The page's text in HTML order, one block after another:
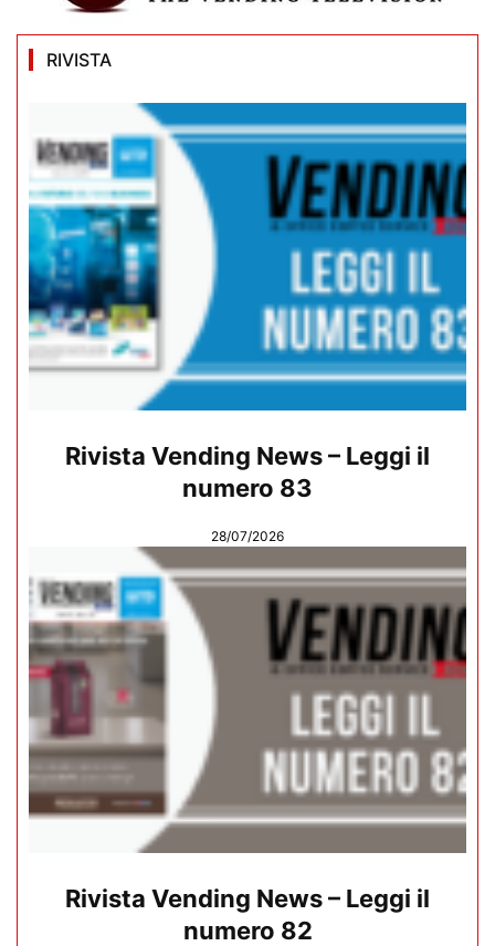
RIVISTA
Rivista Vending News – Leggi il
numero 83
28/07/2026
Rivista Vending News – Leggi il
numero 82